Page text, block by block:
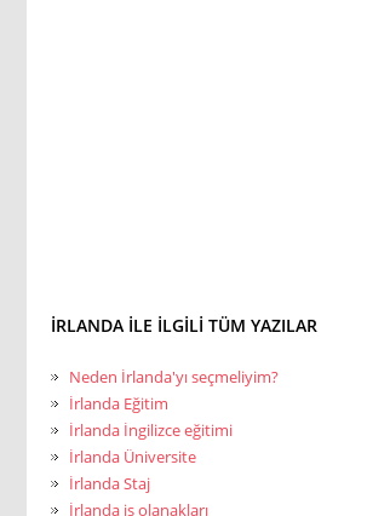
İRLANDA ILE ILGILI TÜM YAZILAR
Neden İrlanda'yı seçmeliyim?
İrlanda Eğitim
İrlanda İngilizce eğitimi
İrlanda Üniversite
İrlanda Staj
İrlanda iş olanakları